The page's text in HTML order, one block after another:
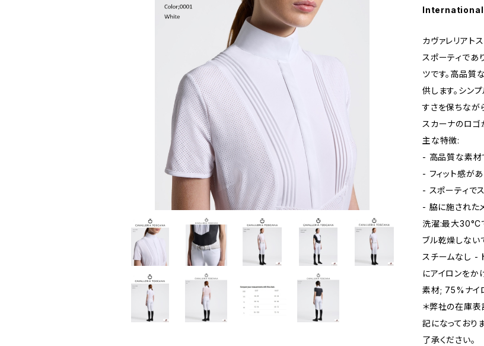
カヴァレリア
スポーティであ
ツです。高品質
供します。シン
すさを保ちなが
スカーナのロゴ
主な特徴:
- 高品質な素材
- フィット感が
- スポーティで
- 脇に施された
洗濯:最大30°C
ブル乾燥しない
スチームなし -
にアイロンをか
素材; 75%ナイ
＊弊社の在庫表
記になっており
了承ください。